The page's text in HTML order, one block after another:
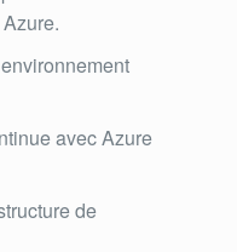
avec Azure
de